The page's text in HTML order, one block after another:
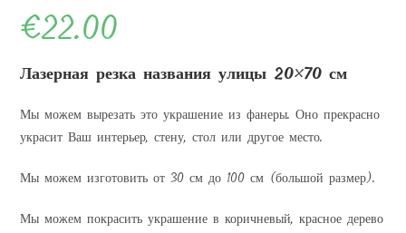
€22.00
Лазерная резка названия улицы 20×70 см
Мы можем вырезать это украшение из фанеры. Оно прекрасно
украсит Ваш интерьер, стену, стол или другое место.
Мы можем изготовить от 30 см до 100 см (большой размер).
Мы можем покрасить украшение в коричневый, красное дерево